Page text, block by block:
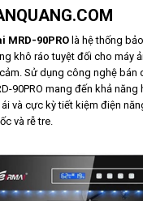
MRD-90PRO là hệ thống
khô ráo tuyệt đối cho máy
Sử dụng công nghệ bán
90PRO mang đến khả năng
và cực kỳ tiết kiệm điện
và rễ tre.